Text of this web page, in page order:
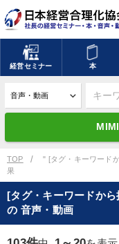
経営セミナー 本
キーワードを入
デジタル版対応の
mic 講演収録物を探す
TOP
" [タグ・キーワード
果
[タグ・キーワードか
の 音声・動画